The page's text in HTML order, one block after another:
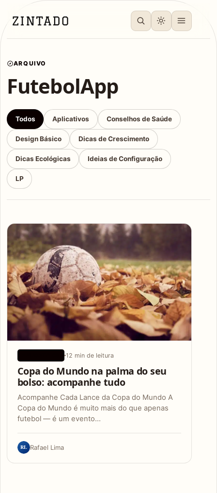
ARQUIVO
FutebolApp
Todos Aplicativos Conselhos de Saúde
Design Básico Dicas de Crescimento
Dicas Ecológicas Ideias de Configuração
LP
Articles
12 min de leitura
Copa do Mundo na palma do seu
bolso: acompanhe tudo
Acompanhe Cada Lance da Copa do Mundo A
Copa do Mundo é muito mais do que apenas
futebol — é um evento…
RL Rafael Lima